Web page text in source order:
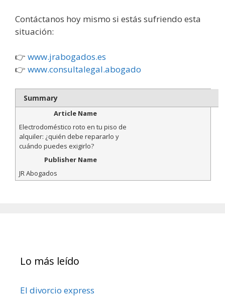
Contáctanos hoy mismo si estás sufriendo esta
situación:
👉 www.jrabogados.es
👉 www.consultalegal.abogado
Summary
Article Name
Electrodoméstico roto en tu piso de
alquiler: ¿quién debe repararlo y
cuándo puedes exigirlo?
Publisher Name
JR Abogados
Lo más leído
El divorcio express